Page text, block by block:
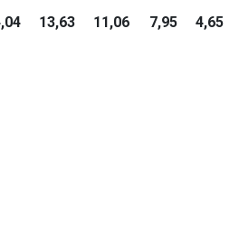
13,63 11,06 7,95 4,65